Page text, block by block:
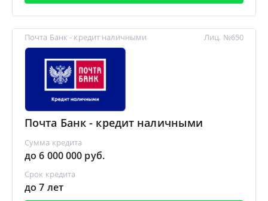
Почта Банк - кредит наличными
Почта Банк - кредит наличными
Сумма кредита
до 6 000 000 руб.
Срок кредита
до 7 лет
Лиц. №650